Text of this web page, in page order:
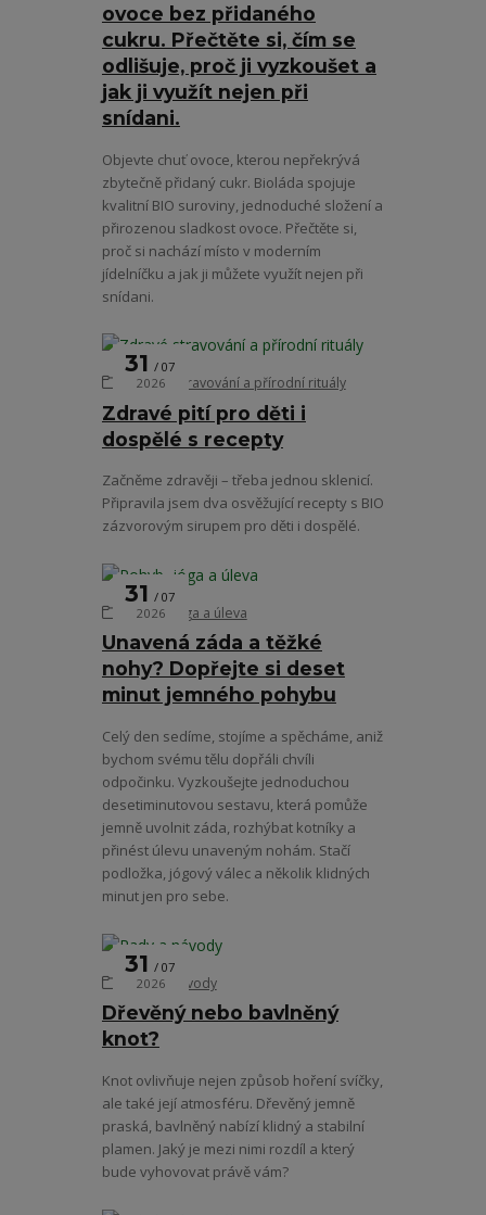
ovoce bez přidaného
cukru. Přečtěte si, čím se
odlišuje, proč ji vyzkoušet a
jak ji využít nejen při
snídani.
Objevte chuť ovoce, kterou nepřekrývá
zbytečně přidaný cukr. Bioláda spojuje
kvalitní BIO suroviny, jednoduché složení a
přirozenou sladkost ovoce. Přečtěte si,
proč si nachází místo v moderním
jídelníčku a jak ji můžete využít nejen při
snídani.
Zdravé pití pro děti i
dospělé s recepty
31
07
2026
Zdravé stravování a přírodní rituály
Začněme zdravěji – třeba jednou sklenicí.
Připravila jsem dva osvěžující recepty s BIO
zázvorovým sirupem pro děti i dospělé.
Unavená záda a těžké
nohy? Dopřejte si deset
minut jemného pohybu
31
07
2026
Pohyb, jóga a úleva
Celý den sedíme, stojíme a spěcháme, aniž
bychom svému tělu dopřáli chvíli
odpočinku. Vyzkoušejte jednoduchou
desetiminutovou sestavu, která pomůže
jemně uvolnit záda, rozhýbat kotníky a
přinést úlevu unaveným nohám. Stačí
podložka, jógový válec a několik klidných
minut jen pro sebe.
Dřevěný nebo bavlněný
knot?
31
07
2026
Rady a návody
Knot ovlivňuje nejen způsob hoření svíčky,
ale také její atmosféru. Dřevěný jemně
praská, bavlněný nabízí klidný a stabilní
plamen. Jaký je mezi nimi rozdíl a který
bude vyhovovat právě vám?